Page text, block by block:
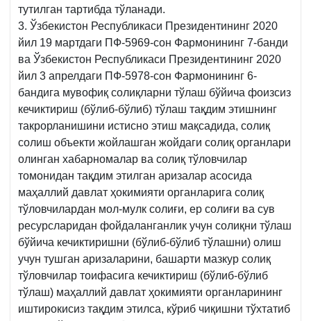
тутилган тартибда тўланади.
3. Ўзбекистон Республикаси Президентининг 2020
йил 19 мартдаги ПФ-5969-сон Фармонининг 7-банди
ва Ўзбекистон Республикаси Президентининг 2020
йил 3 апрелдаги ПФ-5978-сон Фармонининг 6-
бандига мувофиқ солиқларни тўлаш бўйича фоизсиз
кечиктириш (бўлиб-бўлиб) тўлаш тақдим этишнинг
такрорланишини истисно этиш мақсадида, солиқ
солиш объекти жойлашган жойдаги солиқ органлари
олинган хабарномалар ва солиқ тўловчилар
томонидан тақдим этилган аризалар асосида
маҳаллий давлат ҳокимияти органларига солиқ
тўловчилардан мол-мулк солиғи, ер солиғи ва сув
ресурсларидан фойдаланганлик учун солиқни тўлаш
бўйича кечиктиришни (бўлиб-бўлиб тўлашни) олиш
учун тушган аризаларини, башарти мазкур солиқ
тўловчилар тоифасига кечиктириш (бўлиб-бўлиб
тўлаш) маҳаллий давлат ҳокимияти органларининг
иштирокисиз тақдим этилса, кўриб чиқишни тўхтатиб